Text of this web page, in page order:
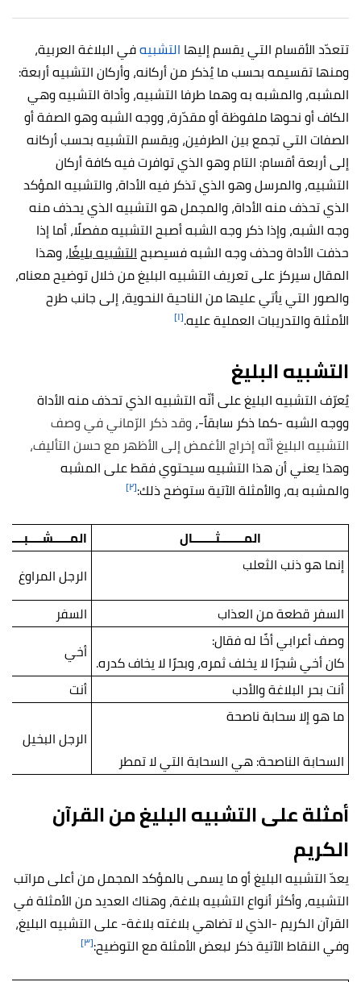
تتعدّد الأقسام التي يقسم إليها التشبيهفي البلاغة العربية،
ومنها تقسيمه بحسب ما يُذكر من أركانه، وأركان التشبيه أربعة:
المشبه، والمشبه به وهما طرفا التشبيه، وأداة التشبيه وهي
الكاف أو نحوها ملفوظة أو مقدّرة، ووجه الشبه وهو الصفة أو
الصفات التي تجمع بين الطرفين، ويقسم التشبيه بحسب أركانه
إلى أربعة أقسام: التام وهو الذي توافرت فيه كافة أركان
التشبيه، والمرسل وهو الذي تذكر فيه الأداة، والتشبيه المؤكد
الذي تحذف منه الأداة، والمجمل هو التشبيه الذي يحذف منه
وجه الشبه، وإذا ذكر وجه الشبه أصبح التشبيه مفصلًا، أما إذا
حذفت الأداة وحذف وجه الشبه فسيصبحالتشبيه بليغًا، وهذا
المقال سيركز على تعريف التشبيه البليغ من خلال توضيح معناه،
والصور التي يأتي عليها من الناحية النحوية، إلى جانب طرح
الأمثلة والتدريبات العملية عليه.[١]
التشبيه البليغ
يُعرّف التشبيه البليغ على أنّه التشبيه الذي تحذف منه الأداة
ووجه الشبه -كما ذكر سابقاً-، وقد ذكر الرّماني في وصف
التشبيه البليغ أنّه إخراج الأغمض إلى الأظهر مع حسن التأليف،
وهذا يعني أن هذا التشبيه سيحتوي فقط على المشبه
والمشبه به، والأمثلة الآتية ستوضح ذلك:[٢]
المـــــــثـــــــال
المـــــشــــبــــه
إنما هو ذنب الثعلب
الرجل المراوغ
السفر قطعة من العذاب
السفر
وصف أعرابي أخًا له فقال:
كان أخي شجرًا لا يخلف ثمره، وبحرًا لا يخاف كدره. أخي
أنت بحر البلاغة والأدب
أنت
ما هو إلا سحابة ناصحة
السحابة الناصحة: هي السحابة التي لا تمطر
الرجل البخيل
أمثلة على التشبيه البليغ من القرآن
الكريم
يعدّ التشبيه البليغ أو ما يسمى بالمؤكد المجمل من أعلى مراتب
التشبيه، وأكثر أنواع التشبيه بلاغة، وهناك العديد من الأمثلة في
القرآن الكريم -الذي لا تضاهي بلاغته بلاغة- على التشبيه البليغ،
وفي النقاط الآتية ذكر لبعض الأمثلة مع التوضيح:[٣]